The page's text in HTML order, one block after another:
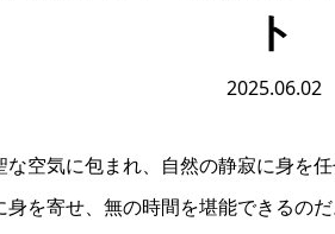
ト
2025.06.02
空気に包まれ、自然の静寂に身を
を寄せ、無の時間を堪能できるの